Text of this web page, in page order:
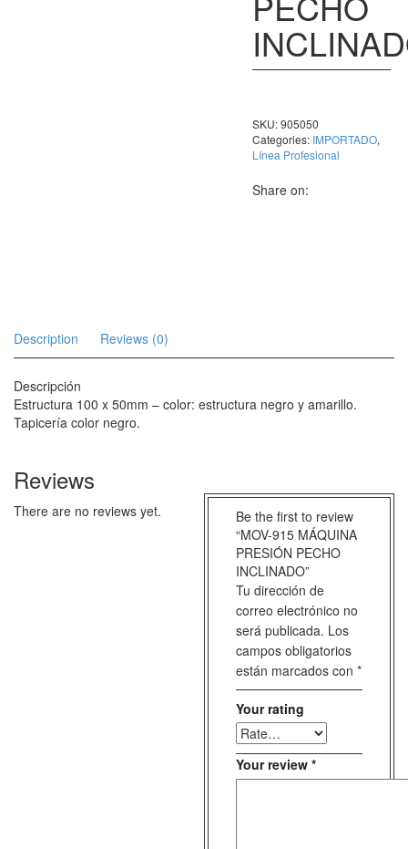
SKU:905050
Categories: IMPORTADO,
Línea Profesional
Share on:
Description Reviews (0)
Descripción
Estructura 100 x 50mm – color: estructura negro y amarillo.
Tapicería color negro.
Reviews
There are no reviews yet.
Be the first to review
“MOV-915 MÁQUINA
PRESIÓN PECHO
INCLINADO”
Tu dirección de
correo electrónico no
será publicada. Los
campos obligatorios
están marcados con *
Your rating
Your review *